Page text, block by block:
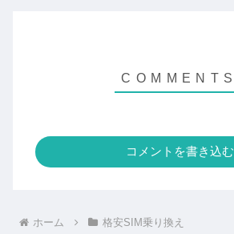
コメントを書き込む
ホーム 格安SIM乗り換え